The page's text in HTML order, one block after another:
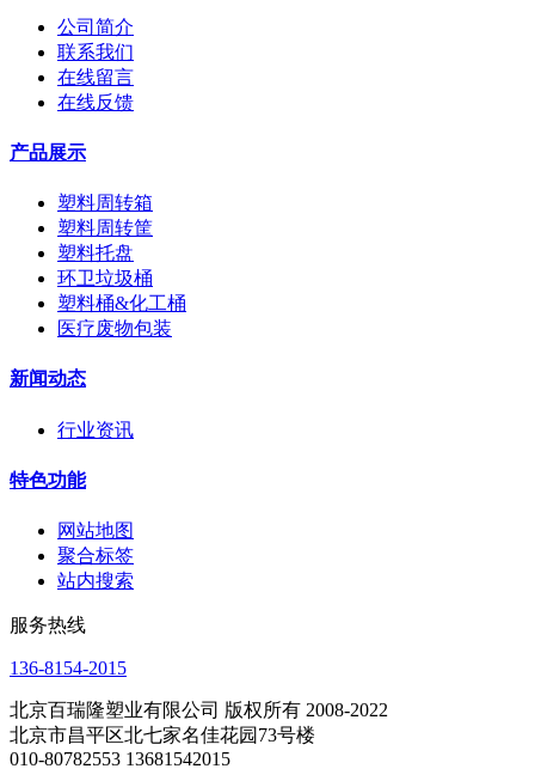
公司简介
联系我们
在线留言
在线反馈
产品展示
塑料周转箱
塑料周转筐
塑料托盘
环卫垃圾桶
塑料桶&化工桶
医疗废物包装
新闻动态
行业资讯
特色功能
网站地图
聚合标签
站内搜索
服务热线
136-8154-2015
北京百瑞隆塑业有限公司 版权所有 2008-2022
北京市昌平区北七家名佳花园73号楼
010-80782553 13681542015